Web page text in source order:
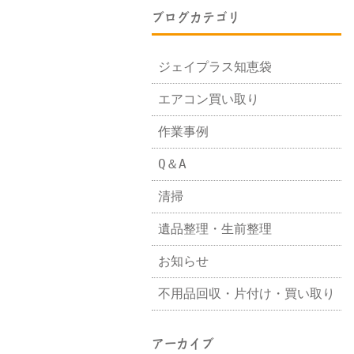
ブログカテゴリ
ジェイプラス知恵袋
エアコン買い取り
作業事例
Q＆A
清掃
遺品整理・生前整理
お知らせ
不用品回収・片付け・買い取り
アーカイブ